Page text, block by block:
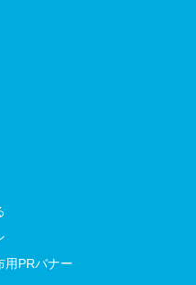
用PRバナー